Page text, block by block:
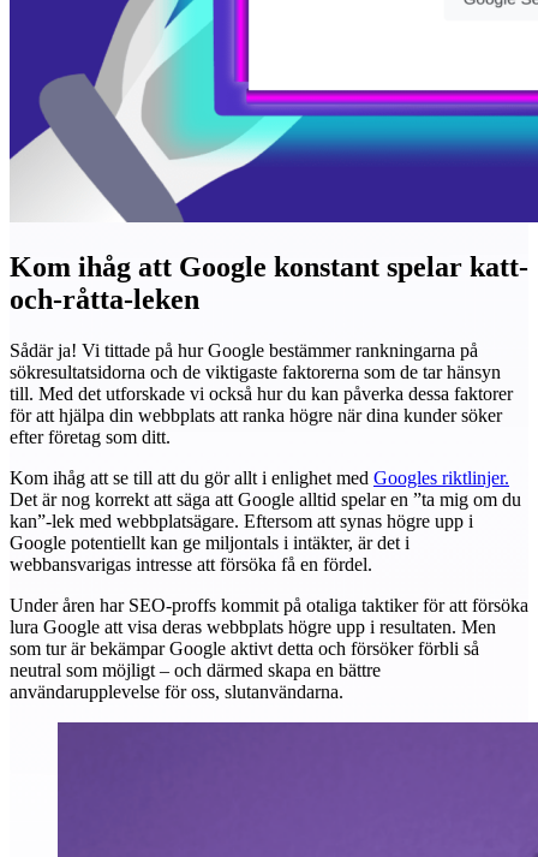
Kom ihåg att Google konstant spelar katt-
och-råtta-leken
Sådär ja! Vi tittade på hur Google bestämmer rankningarna på
sökresultatsidorna och de viktigaste faktorerna som de tar hänsyn
till. Med det utforskade vi också hur du kan påverka dessa faktorer
för att hjälpa din webbplats att ranka högre när dina kunder söker
efter företag som ditt.
Kom ihåg att se till att du gör allt i enlighet med Googles riktlinjer.
Det är nog korrekt att säga att Google alltid spelar en ”ta mig om du
kan”-lek med webbplatsägare. Eftersom att synas högre upp i
Google potentiellt kan ge miljontals i intäkter, är det i
webbansvarigas intresse att försöka få en fördel.
Under åren har SEO-proffs kommit på otaliga taktiker för att försöka
lura Google att visa deras webbplats högre upp i resultaten. Men
som tur är bekämpar Google aktivt detta och försöker förbli så
neutral som möjligt – och därmed skapa en bättre
användarupplevelse för oss, slutanvändarna.